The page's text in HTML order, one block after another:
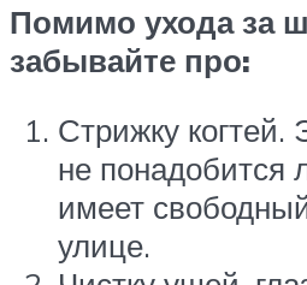
Помимо ухода за
забывайте про:
Стрижку когтей.
не понадобится
имеет
улице.